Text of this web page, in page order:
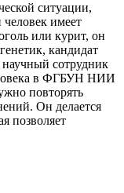
ситуации,
имеет
или курит, он
кандидат
сотрудник
в ФГБУН НИИ
повторять
Он делается
позволяет